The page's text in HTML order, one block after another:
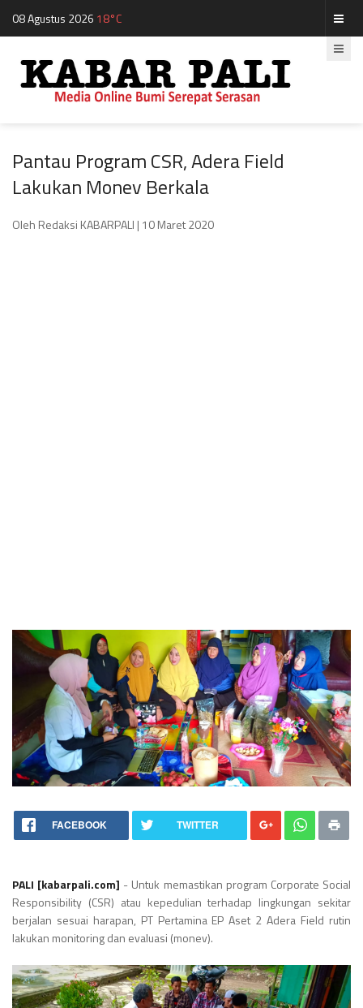
08 Agustus 2026 18°C
Pantau Program CSR, Adera Field
Lakukan Monev Berkala
Oleh Redaksi KABARPALI | 10 Maret 2020
FACEBOOK TWITTER
PALI [kabarpali.com] - Untuk memastikan program Corporate Social
Responsibility (CSR) atau kepedulian terhadap lingkungan sekitar
berjalan sesuai harapan, PT Pertamina EP Aset 2 Adera Field rutin
lakukan monitoring dan evaluasi (monev).